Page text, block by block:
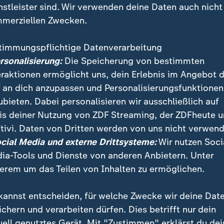
spricht die US-amerikanische Schauspielerin offen
Aufgrund der schweren Krankheit verlässt
sind. Wir verwenden deine Daten auch nicht
Zwecken.
Datenverarbeitung
Die Speicherung von bestimmten
ermöglicht uns, dein Erlebnis im Angebot
an dich anzupassen und Personalisierungsfunktionen
Dabei personalisieren wir ausschließlich auf
deiner Nutzung von ZDF Streaming, der ZDFheute
Daten von Dritten werden von uns nicht
Media und externe Drittsysteme:Wir nutzen
Tools und Dienste von anderen Anbietern. Unter
um das Teilen von Inhalten zu ermöglichen.
entscheiden, für welche Zwecke wir deine
und verarbeiten dürfen. Dies betrifft nur dein